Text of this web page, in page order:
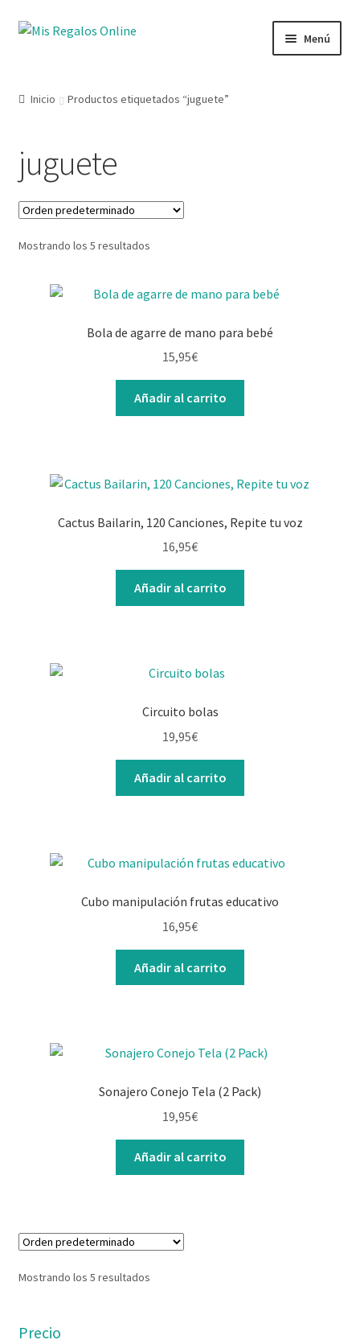
Menú
Secciones
Ofertas
Novedades
Lista de deseos
Inicio Productos etiquetados “juguete”
juguete
Mostrando los 5 resultados
Bola de agarre de mano para bebé
15,95€
Añadir al carrito
Cactus Bailarin, 120 Canciones, Repite tu voz
16,95€
Añadir al carrito
Circuito bolas
19,95€
Añadir al carrito
Cubo manipulación frutas educativo
16,95€
Añadir al carrito
Sonajero Conejo Tela (2 Pack)
19,95€
Añadir al carrito
Mostrando los 5 resultados
Precio